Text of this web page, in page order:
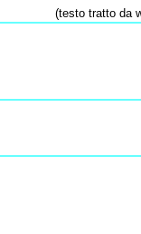
(testo tratto da